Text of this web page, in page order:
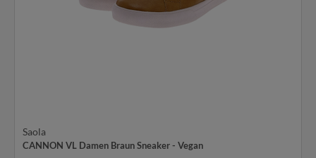
Saola
CANNON VL Damen Braun Sneaker - Vegan